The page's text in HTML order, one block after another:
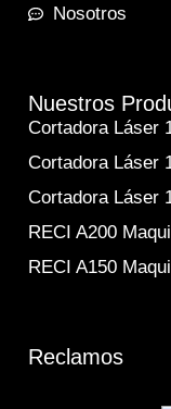
Nosotros
Nuestros
Cortadora Láser
Cortadora Láser
Cortadora Láser
RECI A200
RECI A150
Reclamos